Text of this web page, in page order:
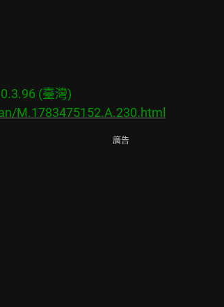
(臺灣)
M.1783475152.A.230.html
廣告